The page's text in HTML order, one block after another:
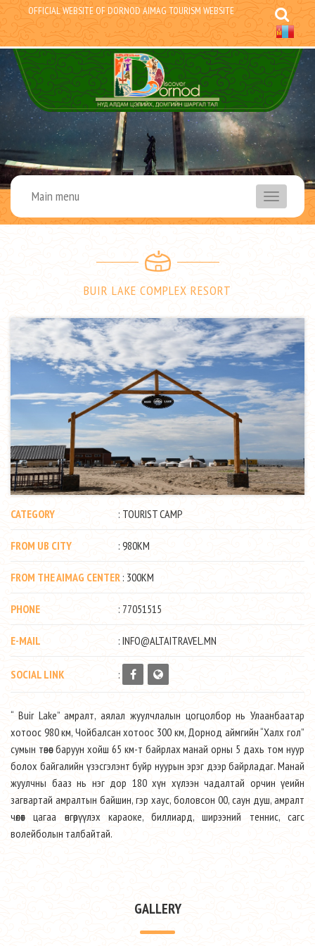
OFFICIAL WEBSITE OF DORNOD AIMAG TOURISM WEBSITE
Main menu menu
BUIR LAKE COMPLEX RESORT
CATEGORY : TOURIST CAMP
FROM UB CITY : 980KM
FROM THE AIMAG CENTER : 300KM
PHONE : 77051515
E-MAIL : INFO@ALTAITRAVEL.MN
SOCIAL LINK :
“ Buir Lake” амралт, аялал жуулчлалын цогцолбор нь Улаанбаатар
хотоос 980 км, Чойбалсан хотоос 300 км, Дорнод аймгийн “Халх гол”
сумын төвөөс баруун хойш 65 км-т байрлах манай орны 5 дахь том нуур
болох байгалийн үзэсгэлэнт буйр нуурын эрэг дээр байрладаг. Манай
жуулчны бааз нь нэг дор 180 хүн хүлээн чадалтай орчин үеийн
загвартай амралтын байшин, гэр хаус, боловсон 00, саун душ, амралт
чөлөөт цагаа өнгөрүүлэх караоке, биллиард, ширээний теннис, сагс
волейболын талбайтай.
GALLERY